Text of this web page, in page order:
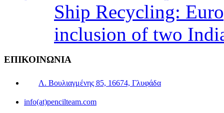
Ship Recycling:
inclusion of two
ΕΠΙΚΟΙΝΩΝΙΑ
Λ. Βουλιαγμένης 85, 16674, Γλυφάδα
info(at)pencilteam.com